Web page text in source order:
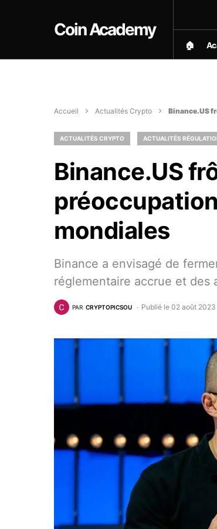
Coin Academy
🏠︎
Accueil Actualités Crypto Binance.US
ACTUALITÉS CRYPTO ACTUALITÉS
Binance.US
mondiales
Binance a envisagé de
réglementaire accrue et des
PAR CRYPTOPICSOU Publié le 02 août